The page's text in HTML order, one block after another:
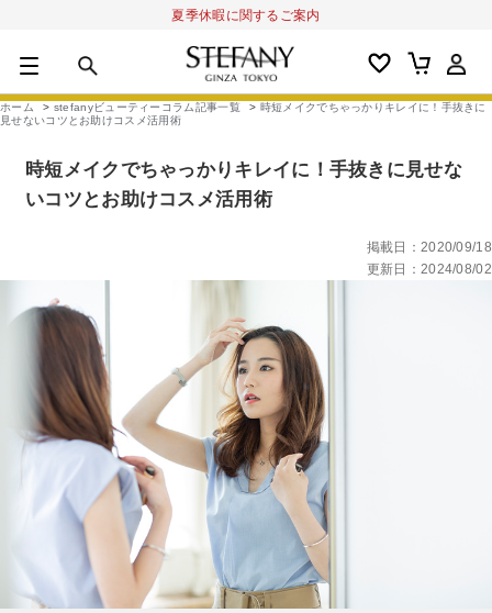
夏季休暇に関するご案内
アルーチェルーチェ オディリア BIVABOO オールインワン
カートの合計金額0円
商品カテゴリ
スキンケア
アイテムから探す
クレンジング
美容液
シリーズから探す
CNP Laboratory（国内正規品）
PLACENTIST
Suhadabi
CLÉSCIENCE Beauté
メイクアップ
ベースメイク
クッションファンデーション
ファンデーション
ポイントメイク
すべてのポイントメイク
インナーケア
成分別で探す 目的別で探す
ヘア/ボディケア
ホーム > stefanyビューティーコラム記事一覧 > 時短メイクでちゃっかりキレイに！手抜きに
見せないコツとお助けコスメ活用術
時短メイクでちゃっかりキレイに！手抜きに見せな
いコツとお助けコスメ活用術
掲載日：2020/09/18
更新日：2024/08/02